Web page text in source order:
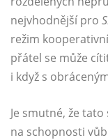
nejvhodnější pro
režim
přátel se může
i když s
Je smutné, že
na schopnosti